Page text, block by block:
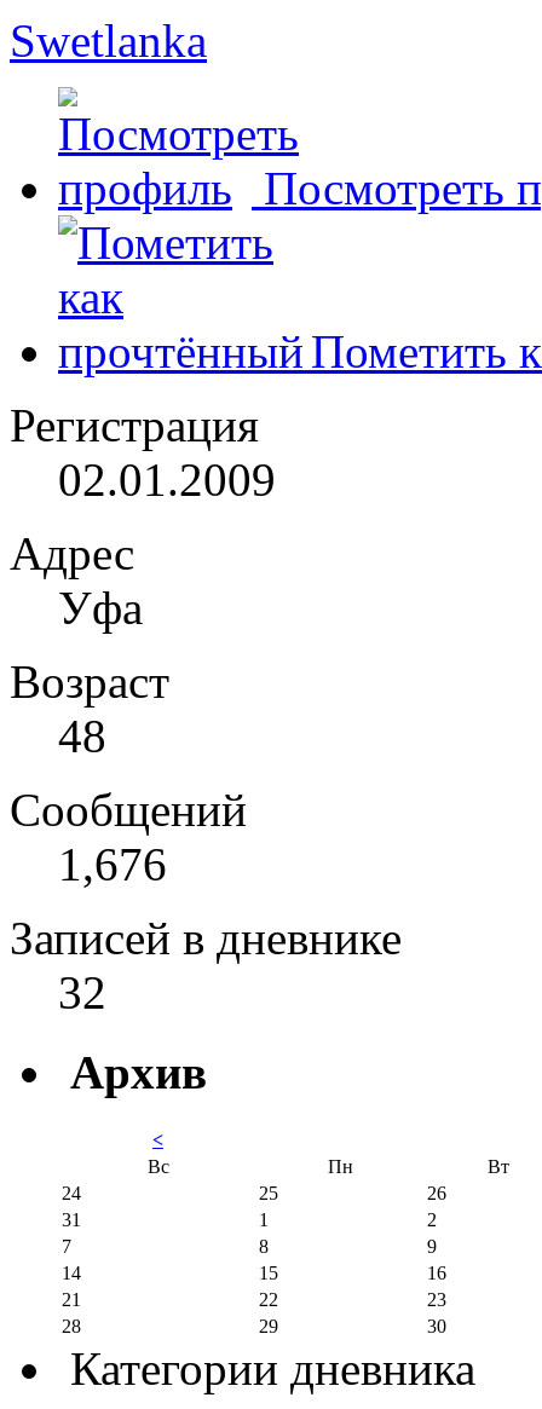
Swetlanka
Посмотреть
Пометить
Регистрация
02.01.2009
Адрес
Уфа
Возраст
48
Сообщений
1,676
Записей в дневнике
32
Архив
<
Вс
Пн
Вт
24
25
26
31
1
2
7
8
9
14
15
16
21
22
23
28
29 30
Категории дневника